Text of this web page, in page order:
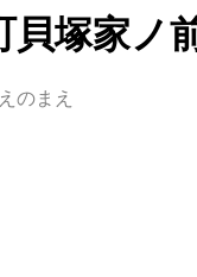
貝塚家ノ
のまえ